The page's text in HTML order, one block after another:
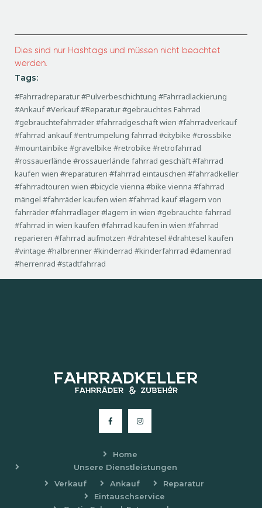
Dies sind nur Hashtags und müssen nicht beachtet
werden.
Tags:
#Fahrradreparatur #Pulverbeschichtung #Fahrradlackierung
#Ankauf #Verkauf #Reparatur #gebrauchtes Fahrrad
#gebrauchtefahrräder #fahrradgeschäft wien #fahrradverkauf
#fahrrad ankauf #entrumpelung fahrrad #citybike #crossbike
#mountainbike #gravelbike #retrobike #retrofahrrad
#rossauerlände #rossauerlände fahrrad geschäft #fahrrad
kaufen wien #reparaturen #fahrrad eintauschen #fahrradkeller
#fahrradtouren wien #bicycle vienna #bike vienna #fahrrad
mängel #fahrräder kaufen wien #fahrrad kauf #lagern von
fahrräder #fahrradlager #lagern in wien #gebrauchte fahrrad
#fahrrad in wien kaufen #fahrrad kaufen in wien #fahrrad
reparieren #fahrrad aufmotzen #drahtesel #drahtesel kaufen
#vintage #halbrenner #kinderrad #kinderfahrrad #damenrad
#herrenrad #stadtfahrrad
Home
Unsere Dienstleistungen
Verkauf
Ankauf
Reparatur
Eintauschservice